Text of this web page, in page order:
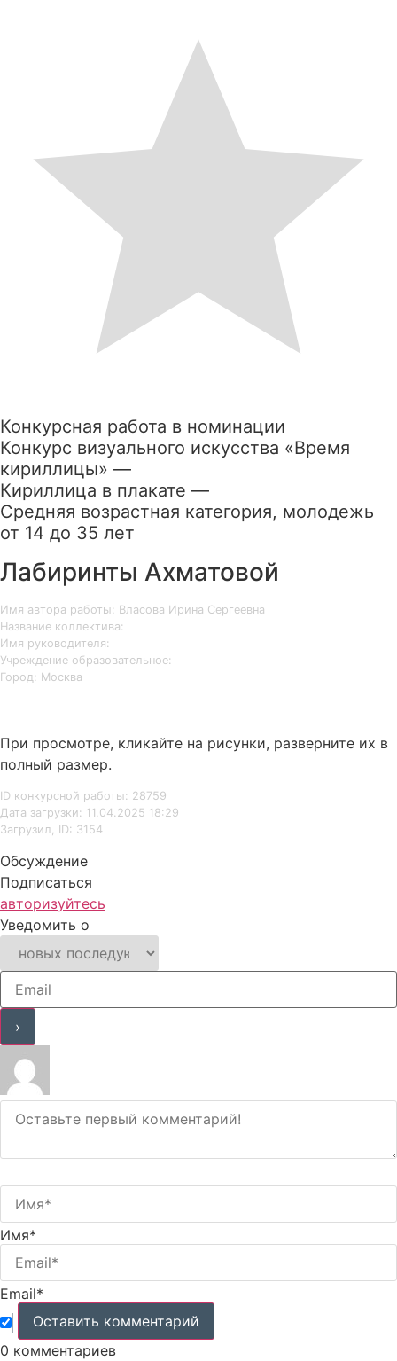
Конкурсная работа в номинации
Конкурс визуального искусства «Время
кириллицы» —
Кириллица в плакате —
Средняя возрастная категория, молодежь
от 14 до 35 лет
Лабиринты Ахматовой
Имя автора работы: Власова Ирина Сергеевна
Название коллектива:
Имя руководителя:
Учреждение образовательное:
Город: Москва
При просмотре, кликайте на рисунки, разверните их в
полный размер.
ID конкурсной работы: 28759
Дата загрузки: 11.04.2025 18:29
Загрузил, ID: 3154
Обсуждение
Подписаться
авторизуйтесь
Уведомить о
Имя*
Email*
0 комментариев